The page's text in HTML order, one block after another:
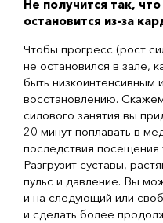
Не получится так,
остановится из-за
Чтобы прогресс (рост
не остановился в зале,
быть низкоинтенсивным
восстановлению.
силового занятия вы
20 минут поплавать в
последствия посещения
Разгрузит суставы,
пульс и давление. Вы
и на следующий или
и сделать более